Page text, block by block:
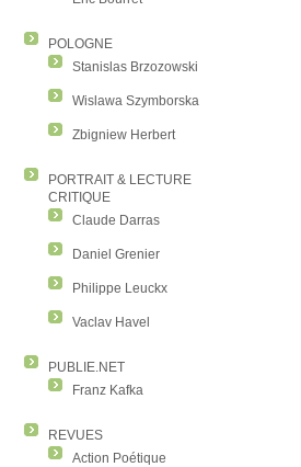
POLOGNE
Stanislas Brzozowski
Wislawa Szymborska
Zbigniew Herbert
PORTRAIT & LECTURE
CRITIQUE
Claude Darras
Daniel Grenier
Philippe Leuckx
Vaclav Havel
PUBLIE.NET
Franz Kafka
REVUES
Action Poétique